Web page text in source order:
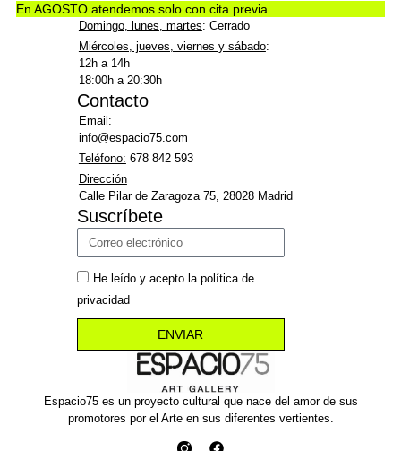
Espacio75 es un proyecto cultural que nace del amor de sus
promotores por el Arte en sus diferentes vertientes.
En AGOSTO atendemos solo con cita previa
Domingo, lunes, martes: Cerrado
Miércoles, jueves, viernes y sábado:
12h a 14h
18:00h a 20:30h
Contacto
Email:
info@espacio75.com
Teléfono: 678 842 593
Dirección
Calle Pilar de Zaragoza 75, 28028 Madrid
Suscríbete
He leído y acepto la política de
privacidad
ENVIAR